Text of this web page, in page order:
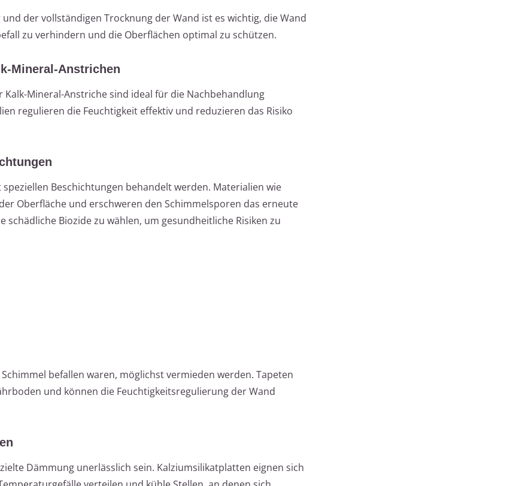
der vollständigen Trocknung der Wand ist es wichtig, die Wand
zu verhindern und die Oberflächen optimal zu schützen.
Mineral-Anstrichen
Mineral-Anstriche sind ideal für die Nachbehandlung
regulieren die Feuchtigkeit effektiv und reduzieren das Risiko
Beschichtungen behandelt werden. Materialien wie
Oberfläche und erschweren den Schimmelsporen das erneute
schädliche Biozide zu wählen, um gesundheitliche Risiken zu
befallen waren, möglichst vermieden werden. Tapeten
und können die Feuchtigkeitsregulierung der Wand
Dämmung unerlässlich sein. Kalziumsilikatplatten eignen sich